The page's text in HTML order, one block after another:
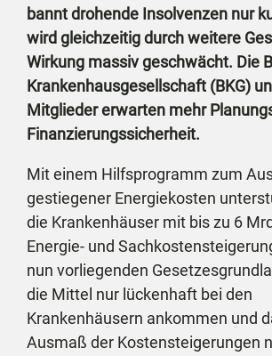
bannt drohende Insolvenzen nur
wird gleichzeitig durch weitere
Wirkung massiv geschwächt. Die
Krankenhausgesellschaft (BKG)
Mitglieder erwarten mehr
Finanzierungssicherheit.
Mit einem Hilfsprogramm zum
gestiegener Energiekosten
die Krankenhäuser mit bis zu 6
Energie- und
nun vorliegenden
die Mittel nur lückenhaft bei den
Krankenhäusern ankommen und
Ausmaß der Kostensteigerungen